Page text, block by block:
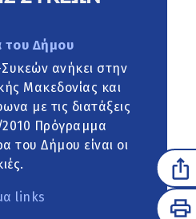
του Δήμου
ανήκει στην
Μακεδονίας και
με τις διατάξεις
Πρόγραμμα
του Δήμου είναι οι
links